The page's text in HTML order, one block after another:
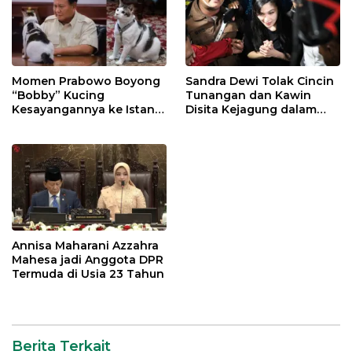
Momen Prabowo Boyong
“Bobby” Kucing
Kesayangannya ke Istana
Sandra Dewi Tolak Cincin
Tunangan dan Kawin
Disita Kejagung dalam
Annisa Maharani Azzahra
Mahesa jadi Anggota DPR
Termuda di Usia 23 Tahun
Berita Terkait